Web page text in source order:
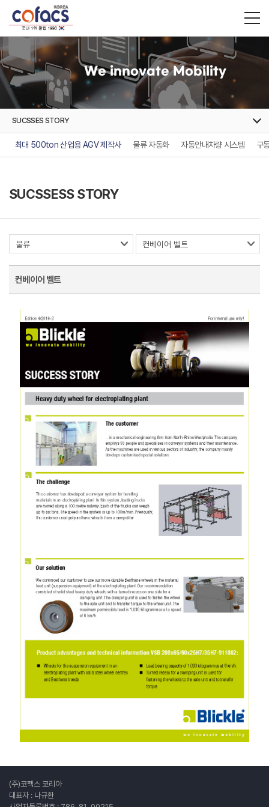
We innovate Mobility
SUCSSES STORY
최대 500ton 산업용 AGV 제작사 물류 자동화 자동안내차량 시스템 구
SUCSSESS STORY
컨베이어 벨트
(주)코펙스 코리아
대표자 : 나규환